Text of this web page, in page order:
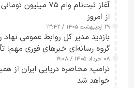
آغاز ثبت‌نام وام ۷۵
از امروز
۲۹ اردیبهشت ۱۴۰۵ / ۱۳:۴۲
بازدید مدیر کل روابط عمومی
گروه رسانه‌ای خبرهای فوری مهم؛
رسانه‌های هوشمند و مسئول در
۰۸ خرداد ۱۴۰۵ / ۱۹:۰۸
ترامپ: محاصره دریایی ایران از
خواهد شد